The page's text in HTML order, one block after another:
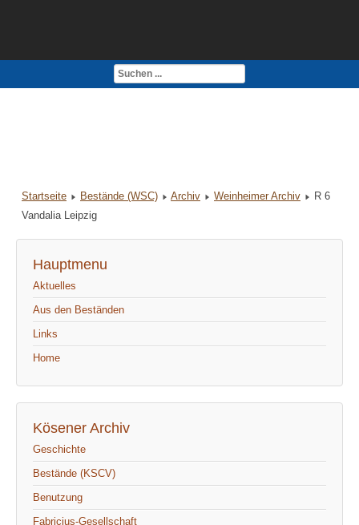
Impressum
Startseite Bestände (WSC) Archiv Weinheimer Archiv
R 6
Vandalia Leipzig
Hauptmenu
Aktuelles
Aus den Beständen
Links
Home
Kösener Archiv
Geschichte
Bestände (KSCV)
Benutzung
Fabricius-Gesellschaft